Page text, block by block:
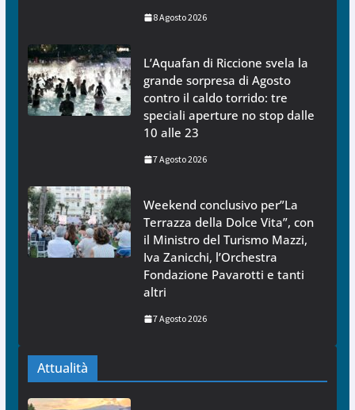
8 Agosto 2026
L’Aquafan di Riccione svela la
grande sorpresa di Agosto
contro il caldo torrido: tre
speciali aperture no stop dalle
10 alle 23
7 Agosto 2026
Weekend conclusivo per”La
Terrazza della Dolce Vita”, con
il Ministro del Turismo Mazzi,
Iva Zanicchi, l’Orchestra
Fondazione Pavarotti e tanti
altri
7 Agosto 2026
Attualità